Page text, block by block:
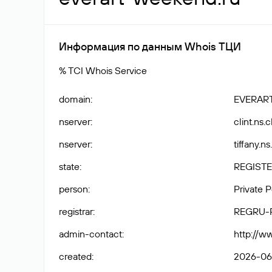
Информация по данным Whois ТЦИ
% TCI Whois Service
domain:
nserver:
nserver:
state:
person:
Private
registrar:
REGRU-
admin-contact:
http://
created: 2026-